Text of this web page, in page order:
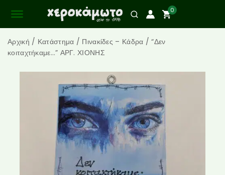
0
Αρχική / Κατάστημα / Πινακίδες – Κάδρα / “Δεν
κοιταχτήκαμε…” ΑΡΓ. ΧΙΟΝΗΣ